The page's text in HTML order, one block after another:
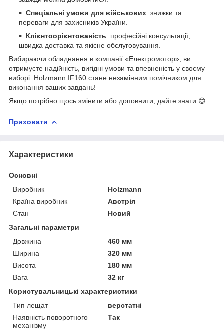
Спеціальні умови для військових: знижки та
переваги для захисників України.
Клієнтоорієнтованість: професійні консультації,
швидка доставка та якісне обслуговування.
Вибираючи обладнання в компанії «Електромотор», ви
отримуєте надійність, вигідні умови та впевненість у своєму
виборі. Holzmann IF160 стане незамінним помічником для
виконання ваших завдань!
Якщо потрібно щось змінити або доповнити, дайте знати 😊.
Приховати
Характеристики
Основні
Виробник
Holzmann
Країна виробник
Австрія
Стан
Новий
Загальні параметри
Довжина
460 мм
Ширина
320 мм
Висота
180 мм
Вага
32 кг
Користувальницькі характеристики
Тип лещат
верстатні
Наявність поворотного
механізму
Так